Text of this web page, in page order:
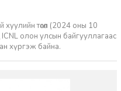
хуулийн төсөл (2024 оны 10
олон улсын байгууллагаас
хүргэж байна.